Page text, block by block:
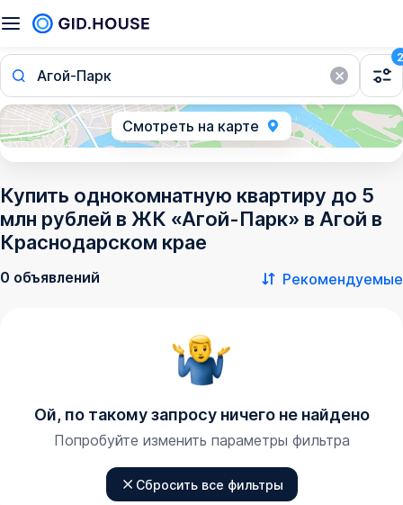
Агой-Парк
2
Смотреть на карте
Купить однокомнатную квартиру до 5
млн рублей в ЖК «Агой-Парк» в Агой в
Краснодарском крае
0 объявлений Рекомендуемые
Ой, по такому запросу ничего не найдено
Попробуйте изменить параметры фильтра
Сбросить все фильтры